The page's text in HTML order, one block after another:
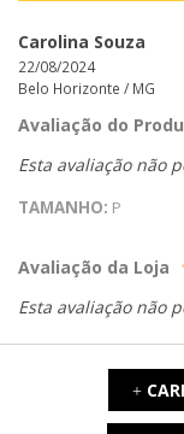
Carolina Souza
22/08/2024
Belo Horizonte / MG
Avaliação do
Esta avaliação não
TAMANHO: P
Avaliação da Loja
Esta avaliação não
+